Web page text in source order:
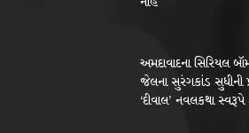
અમદાવાદના સિરિયલ
જેલના સુરંગકાંડ સુધીની
‘દીવાલ’ નવલકથા